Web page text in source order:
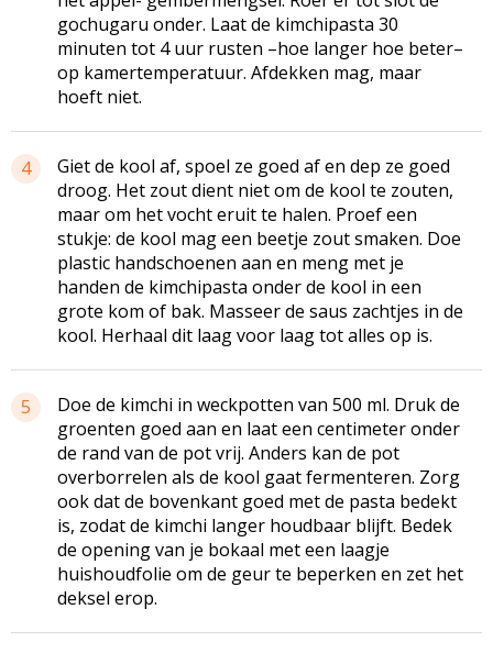
gochugaru onder. Laat de kimchipasta 30
minuten tot 4 uur rusten –hoe langer hoe beter–
op kamertemperatuur. Afdekken mag, maar
hoeft niet.
4
Giet de kool af, spoel ze goed af en dep ze goed
droog. Het zout dient niet om de kool te zouten,
maar om het vocht eruit te halen. Proef een
stukje: de kool mag een beetje zout smaken. Doe
plastic handschoenen aan en meng met je
handen de kimchipasta onder de kool in een
grote kom of bak. Masseer de saus zachtjes in de
kool. Herhaal dit laag voor laag tot alles op is.
5
Doe de kimchi in weckpotten van 500 ml. Druk de
groenten goed aan en laat een centimeter onder
de rand van de pot vrij. Anders kan de pot
overborrelen als de kool gaat fermenteren. Zorg
ook dat de bovenkant goed met de pasta bedekt
is, zodat de kimchi langer houdbaar blijft. Bedek
de opening van je bokaal met een laagje
huishoudfolie om de geur te beperken en zet het
deksel erop.